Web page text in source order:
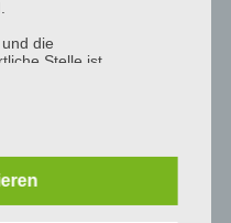
die
Stelle ist
oder "uns"). Für die
Kunden und Besucher